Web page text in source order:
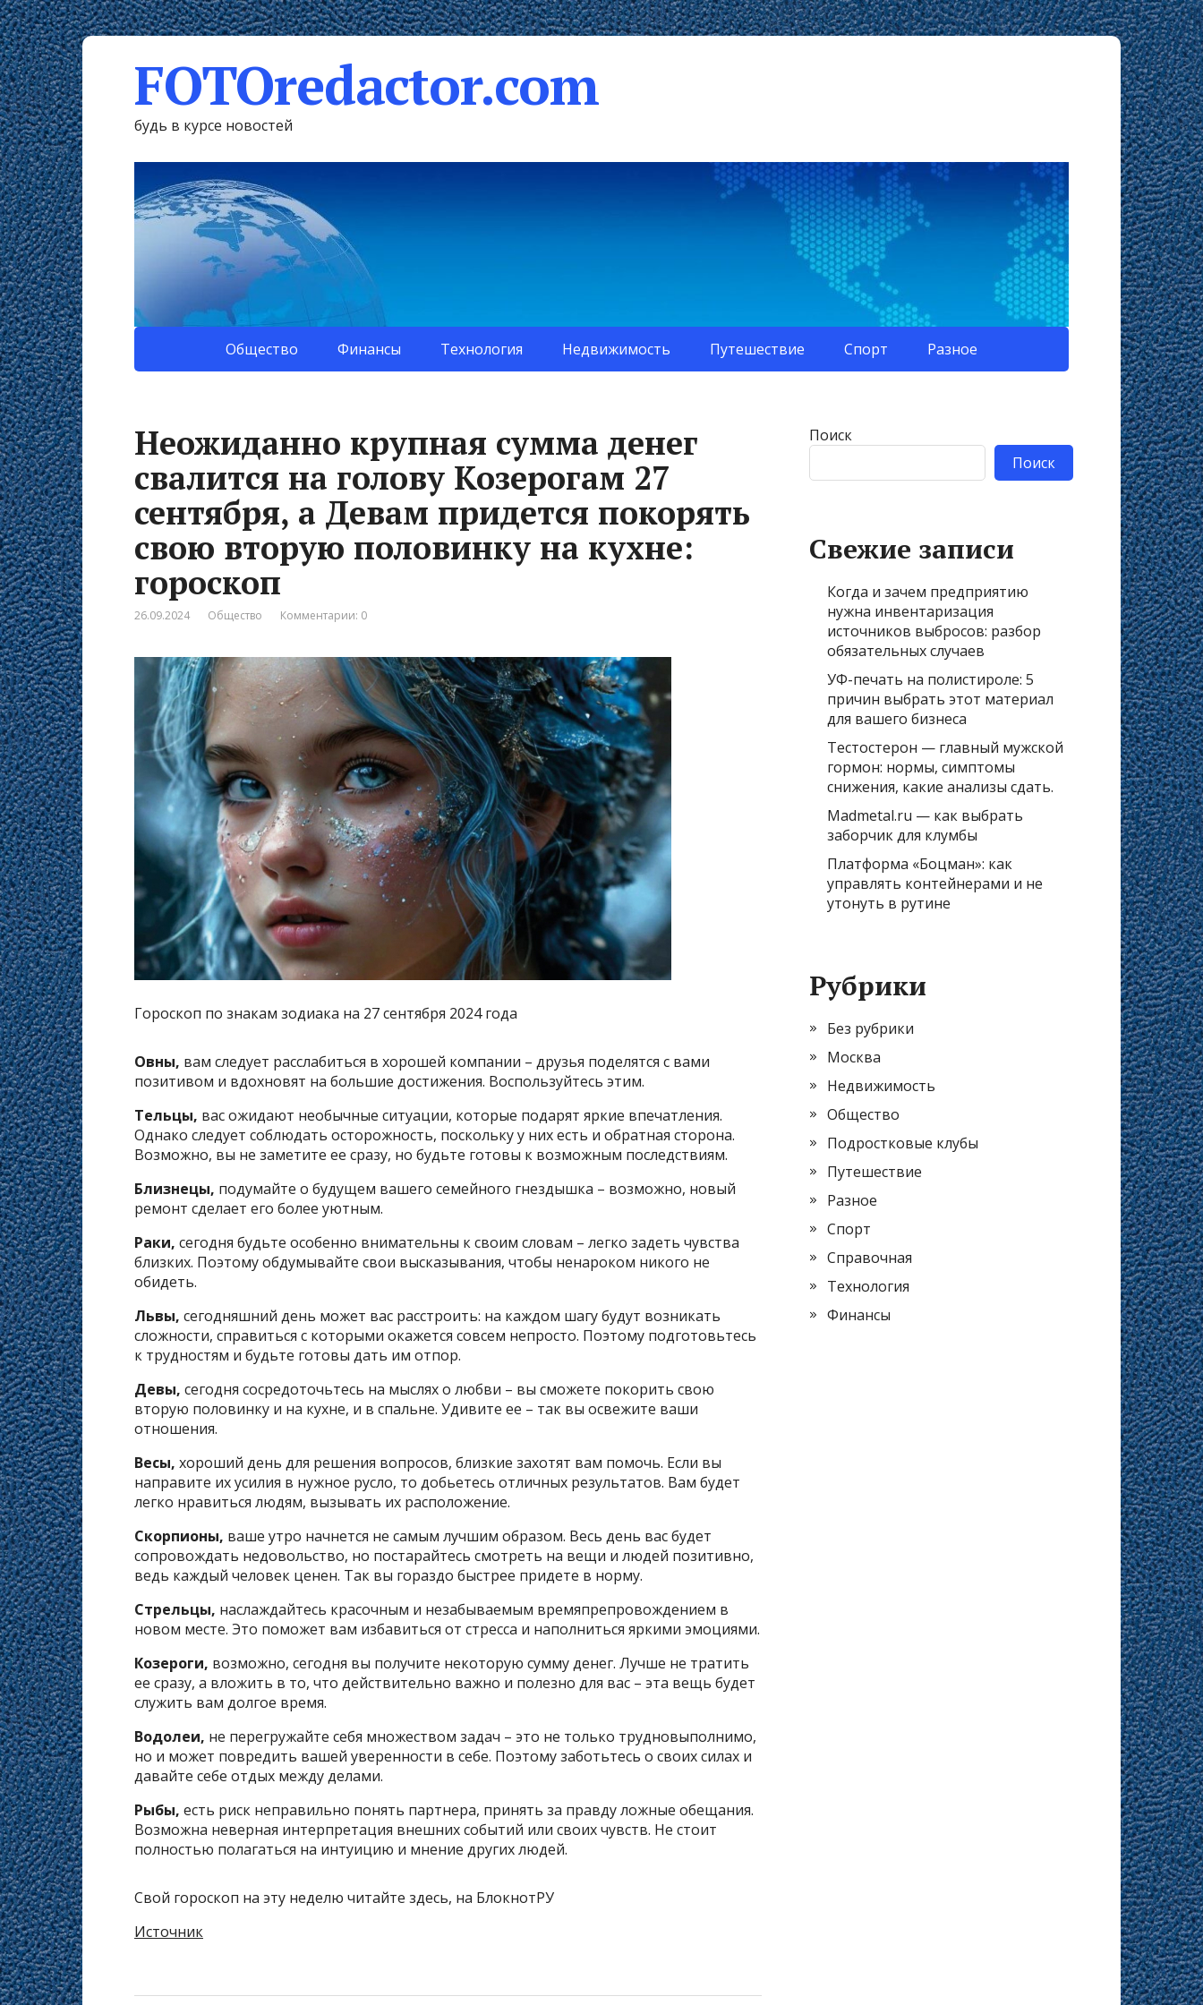
FOTOredactor.com
будь в курсе новостей
Общество Финансы Технология Недвижимость Путешествие Спорт Разное
Неожиданно крупная сумма денег
свалится на голову Козерогам 27
сентября, а Девам придется покорять
свою вторую половинку на кухне:
гороскоп
26.09.2024 Общество Комментарии: 0
Гороскоп по знакам зодиака на 27 сентября 2024 года
Овны, вам следует расслабиться в хорошей компании – друзья поделятся с вами
позитивом и вдохновят на большие достижения. Воспользуйтесь этим.
Тельцы, вас ожидают необычные ситуации, которые подарят яркие впечатления.
Однако следует соблюдать осторожность, поскольку у них есть и обратная сторона.
Возможно, вы не заметите ее сразу, но будьте готовы к возможным последствиям.
Близнецы, подумайте о будущем вашего семейного гнездышка – возможно, новый
ремонт сделает его более уютным.
Раки, сегодня будьте особенно внимательны к своим словам – легко задеть чувства
близких. Поэтому обдумывайте свои высказывания, чтобы ненароком никого не
обидеть.
Львы, сегодняшний день может вас расстроить: на каждом шагу будут возникать
сложности, справиться с которыми окажется совсем непросто. Поэтому подготовьтесь
к трудностям и будьте готовы дать им отпор.
Девы, сегодня сосредоточьтесь на мыслях о любви – вы сможете покорить свою
вторую половинку и на кухне, и в спальне. Удивите ее – так вы освежите ваши
отношения.
Весы, хороший день для решения вопросов, близкие захотят вам помочь. Если вы
направите их усилия в нужное русло, то добьетесь отличных результатов. Вам будет
легко нравиться людям, вызывать их расположение.
Скорпионы, ваше утро начнется не самым лучшим образом. Весь день вас будет
сопровождать недовольство, но постарайтесь смотреть на вещи и людей позитивно,
ведь каждый человек ценен. Так вы гораздо быстрее придете в норму.
Стрельцы, наслаждайтесь красочным и незабываемым времяпрепровождением в
новом месте. Это поможет вам избавиться от стресса и наполниться яркими эмоциями.
Козероги, возможно, сегодня вы получите некоторую сумму денег. Лучше не тратить
ее сразу, а вложить в то, что действительно важно и полезно для вас – эта вещь будет
служить вам долгое время.
Водолеи, не перегружайте себя множеством задач – это не только трудновыполнимо,
но и может повредить вашей уверенности в себе. Поэтому заботьтесь о своих силах и
давайте себе отдых между делами.
Рыбы, есть риск неправильно понять партнера, принять за правду ложные обещания.
Возможна неверная интерпретация внешних событий или своих чувств. Не стоит
полностью полагаться на интуицию и мнение других людей.
Свой гороскоп на эту неделю читайте здесь, на БлокнотРУ
Источник
Поиск
Поиск
Свежие записи
Когда и зачем предприятию
нужна инвентаризация
источников выбросов: разбор
обязательных случаев
УФ-печать на полистироле: 5
причин выбрать этот материал
для вашего бизнеса
Тестостерон — главный мужской
гормон: нормы, симптомы
снижения, какие анализы сдать.
Madmetal.ru — как выбрать
заборчик для клумбы
Платформа «Боцман»: как
управлять контейнерами и не
утонуть в рутине
Рубрики
Без рубрики
Москва
Недвижимость
Общество
Подростковые клубы
Путешествие
Разное
Спорт
Справочная
Технология
Финансы